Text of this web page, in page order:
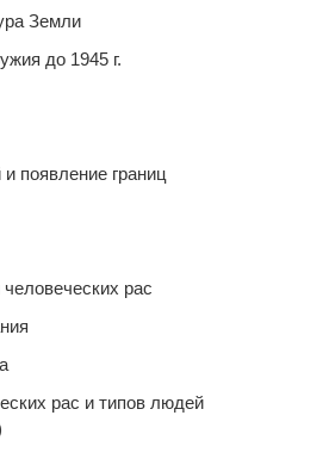
Земли
до 1945 г.
появление границ
рас
рас и типов людей